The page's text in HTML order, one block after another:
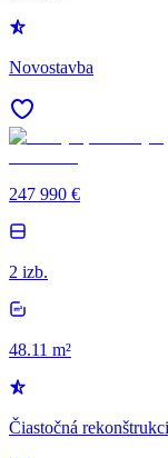
Novostavba
247 990 €
2 izb.
48.11 m²
Čiastočná